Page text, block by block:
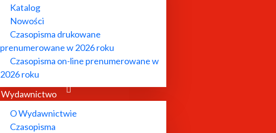
Katalog
Nowości
Czasopisma drukowane
prenumerowane w 2026 roku
Czasopisma on-line prenumerowane w
2026 roku
Wydawnictwo
O Wydawnictwie
Czasopisma
Zarządzenia Dyrektora IBL